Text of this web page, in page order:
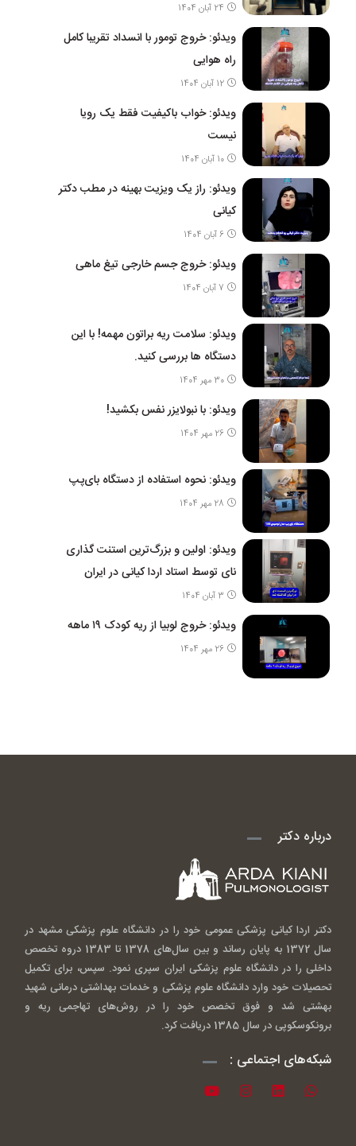
24 آبان 1404
ویدئو: خروج تومور با انسداد تقریبا کامل
راه هوایی
12 آبان 1404
ویدئو: خواب باکیفیت فقط یک رویا
نیست
10 آبان 1404
ویدئو: راز یک ویزیت بهینه در مطب دکتر
کیانی
6 آبان 1404
ویدئو: خروج جسم خارجی تیغ ماهی
7 آبان 1404
ویدئو: سلامت ریه براتون مهمه! با این
دستگاه ها بررسی کنید.
30 مهر 1404
ویدئو: با نبولایزر نفس بکشید!
26 مهر 1404
ویدئو: نحوه استفاده از دستگاه بای‌پپ
28 مهر 1404
ویدئو: اولین و بزرگ‌ترین استنت گذاری
نای توسط استاد اردا کیانی در ایران
3 آبان 1404
ویدئو: خروج لوبیا از ریه کودک ۱۹ ماهه
26 مهر 1404
درباره دکتر
دکتر اردا کیانی پزشکی عمومی خود را در دانشگاه علوم پزشکی مشهد در
سال 1372 به پایان رساند و بین سال‌های 1378 تا 1383 دروه تخصص
داخلی را در دانشگاه علوم پزشکی ایران سپری نمود. سپس، برای تکمیل
تحصیلات خود وارد دانشگاه علوم پزشکی و خدمات بهداشتی درمانی شهید
بهشتی شد و فوق تخصص خود را در روش‌های تهاجمی ریه و
برونکوسکوپی در سال 1385 دریافت کرد.
شبکه‌های اجتماعی :